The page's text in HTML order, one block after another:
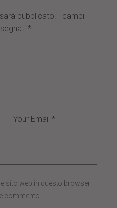
pubblicato. I campi
*
sito web in questo browser
commento.